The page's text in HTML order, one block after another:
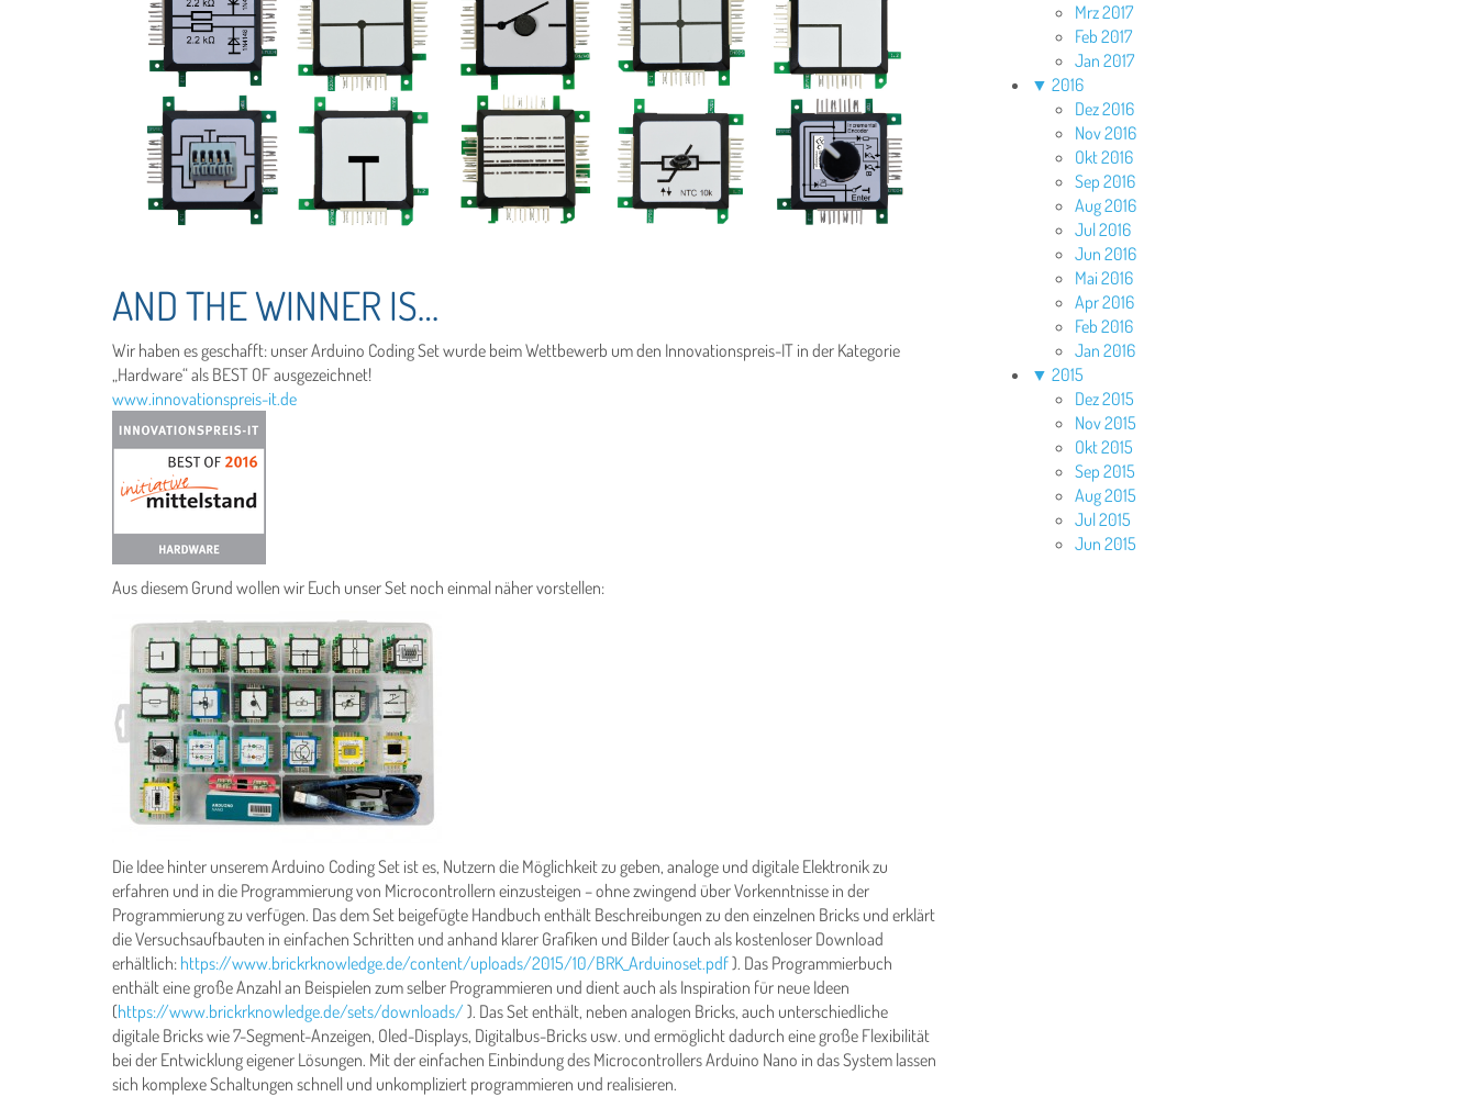
AND THE WINNER IS…
Wir haben es geschafft: unser Arduino Coding Set wurde beim Wettbewerb um den Innovationspreis-IT in der Kategorie
„Hardware“ als BEST OF ausgezeichnet!
www.innovationspreis-it.de
Aus diesem Grund wollen wir Euch unser Set noch einmal näher vorstellen:
Die Idee hinter unserem Arduino Coding Set ist es, Nutzern die Möglichkeit zu geben, analoge und digitale Elektronik zu
erfahren und in die Programmierung von Microcontrollern einzusteigen – ohne zwingend über Vorkenntnisse in der
Programmierung zu verfügen. Das dem Set beigefügte Handbuch enthält Beschreibungen zu den einzelnen Bricks und erklärt
die Versuchsaufbauten in einfachen Schritten und anhand klarer Grafiken und Bilder (auch als kostenloser Download
erhältlich: https://www.brickrknowledge.de/content/uploads/2015/10/BRK_Arduinoset.pdf). Das Programmierbuch
enthält eine große Anzahl an Beispielen zum selber Programmieren und dient auch als Inspiration für neue Ideen
(https://www.brickrknowledge.de/sets/downloads/). Das Set enthält, neben analogen Bricks, auch unterschiedliche
digitale Bricks wie 7-Segment-Anzeigen, Oled-Displays, Digitalbus-Bricks usw. und ermöglicht dadurch eine große Flexibilität
bei der Entwicklung eigener Lösungen. Mit der einfachen Einbindung des Microcontrollers Arduino Nano in das System lassen
sich komplexe Schaltungen schnell und unkompliziert programmieren und realisieren.
Mrz 2017
Feb 2017
Jan 2017
▼ 2016
Dez 2016
Nov 2016
Okt 2016
Sep 2016
Aug 2016
Jul 2016
Jun 2016
Mai 2016
Apr 2016
Feb 2016
Jan 2016
▼ 2015
Dez 2015
Nov 2015
Okt 2015
Sep 2015
Aug 2015
Jul 2015
Jun 2015